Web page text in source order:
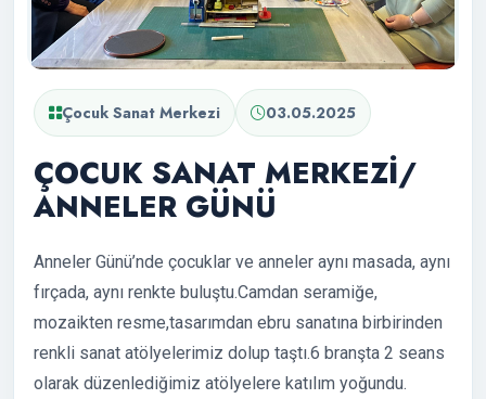
Çocuk Sanat Merkezi 03.05.2025
ÇOCUK SANAT MERKEZİ/
ANNELER GÜNÜ
Anneler Günü’nde çocuklar ve anneler aynı masada, aynı
fırçada, aynı renkte buluştu.Camdan seramiğe,
mozaikten resme,tasarımdan ebru sanatına birbirinden
renkli sanat atölyelerimiz dolup taştı.6 branşta 2 seans
olarak düzenlediğimiz atölyelere katılım yoğundu.